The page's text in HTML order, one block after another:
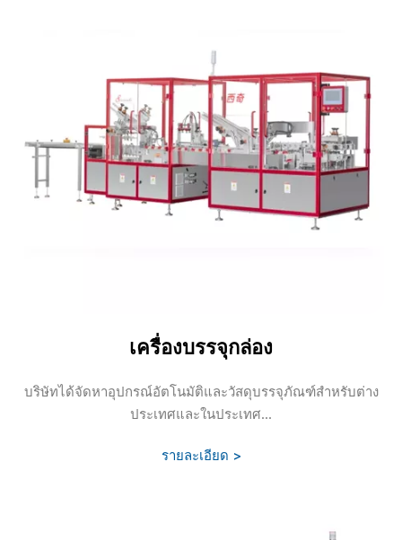
เครื่องบรรจุกล่อง
บริษัทได้จัดหาอุปกรณ์อัตโนมัติและวัสดุบรรจุภัณฑ์สำหรับต่าง
ประเทศและในประเทศ...
รายละเอียด >